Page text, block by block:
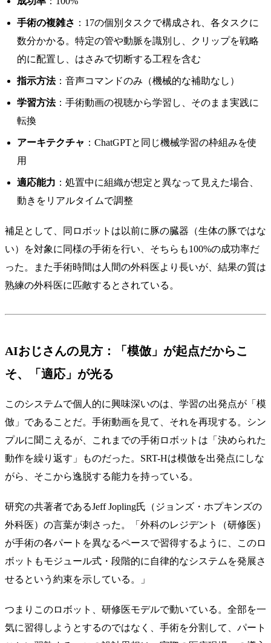
手術の複雑さ ：17の個別タスクで構成され、各タスクに
数分かかる。特定の管や動脈を識別し、クリップを戦略
的に配置し、はさみで切断する工程を含む
指示方法：音声コマンドのみ（機械的な補助なし）
学習方法：手術動画の視聴から学習し、そのまま実践に
転換
アーキテクチャ ：ChatGPTと同じ機械学習の枠組みを使
用
適応能力 ：処置中に組織が想定と異なって見えた場合、
動きをリアルタイムで調整
補足として、同ロボットは以前に豚の臓器（生体の豚ではな
い）を対象に同様の手術を行い、そちらも100%の成功率だ
った。また手術時間は人間の外科医より長いが、結果の質は
熟練の外科医に匹敵するとされている。
AIおじさんの見方：「模倣」が起点だからこ
そ、「適応」が光る
このシステムで個人的に興味深いのは、学習の出発点が「模
倣」であることだ。手術動画を見て、それを再現する。シン
プルに聞こえるが、これまでの手術ロボットは「決められた
動作を繰り返す」ものだった。SRT-Hは模倣を出発点にしな
がら、そこから逸脱する能力を持っている。
研究の共著者であるJeff Jopling氏（ジョンズ・ホプキンズの
外科医）の言葉が刺さった。「外科のレジデント（研修医）
が手術の各パートを異なるペースで習得するように、このロ
ボットもモジュール式・段階的に自律的なシステムを発展さ
せるという約束を示している。」
つまりこのロボット、研修医モデルで動いている。全部を一
気に習得しようとするのではなく、手術を分割して、パート